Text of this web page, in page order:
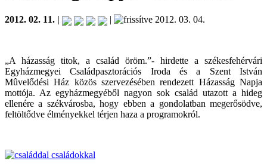
2012. 02. 11. | | 2012. 03. 04.
„A házasság titok, a család öröm.”- hirdette a székesfehérvári
Egyházmegyei Családpasztorációs Iroda és a Szent István
Mûvelődési Ház közös szervezésében rendezett Házasság Napja
mottója. Az egyházmegyéből nagyon sok család utazott a hideg
ellenére a székvárosba, hogy ebben a gondolatban megerősödve,
feltöltődve élményekkel térjen haza a programokról.